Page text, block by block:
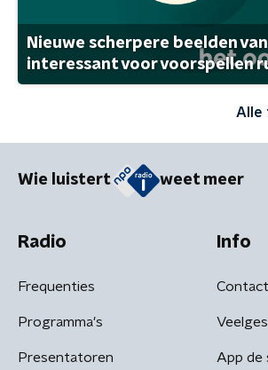
Nieuwe scherpere beelden
interessant voor voorspellen
Alle
Wie luistert weet meer
Radio
Frequenties
Programma's
Presentatoren
Info
Contact
App de